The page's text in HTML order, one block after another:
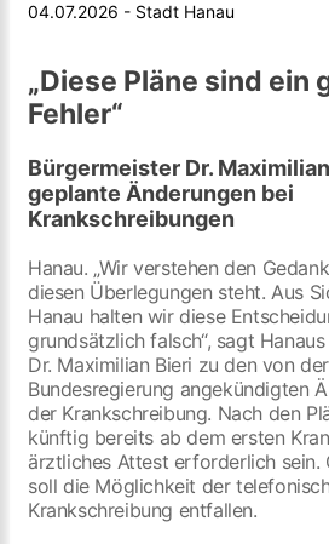
04.07.2026 - Stadt Hanau
„Diese Pläne sind ein
Fehler“
Bürgermeister Dr.
geplante Änderungen bei
Krankschreibungen
Hanau. „Wir verstehen den
diesen Überlegungen steht. Aus
Hanau halten wir diese
grundsätzlich falsch“, sagt
Dr. Maximilian Bieri zu den von der
Bundesregierung angekündigten
der Krankschreibung. Nach den
künftig bereits ab dem ersten
ärztliches Attest erforderlich sein.
soll die Möglichkeit der
Krankschreibung entfallen.